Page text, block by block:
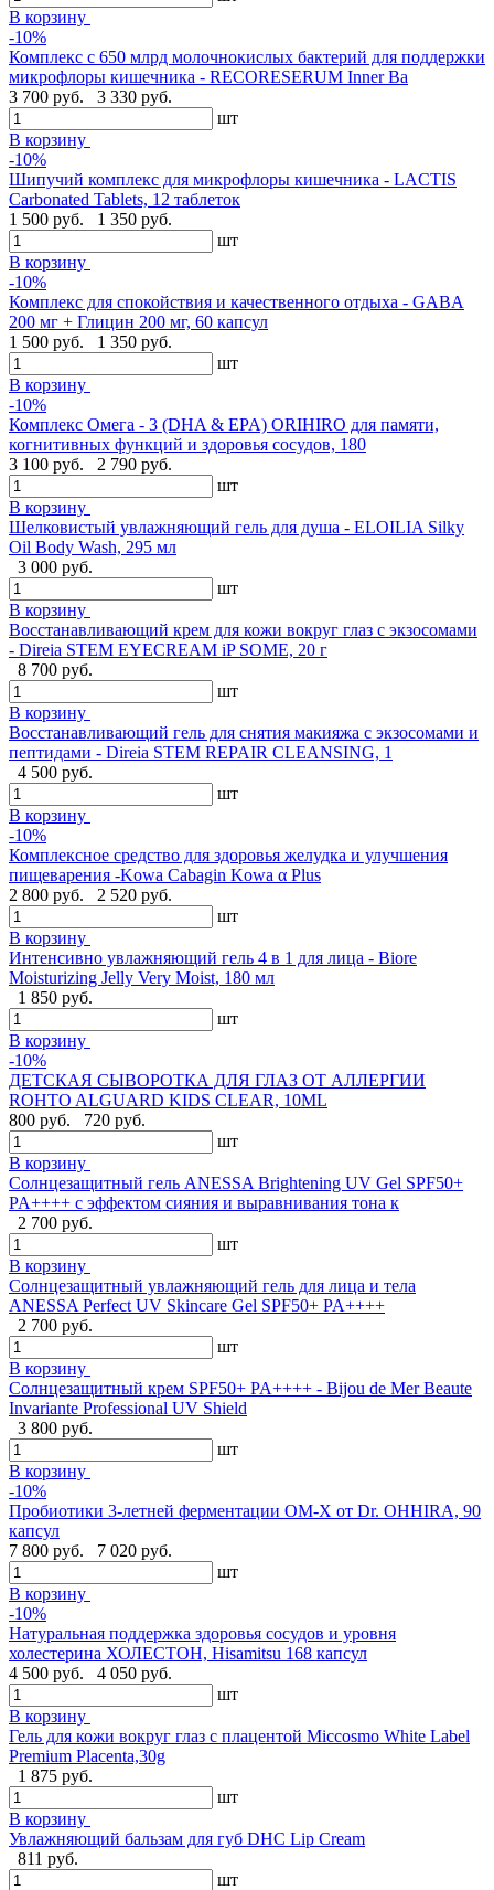
В корзину
-10%
Комплекс с 650 млрд молочнокислых бактерий для поддержки
микрофлоры кишечника - RECORESERUM Inner Ba
3 700 руб.
3 330 руб.
шт
В корзину
-10%
Шипучий комплекс для микрофлоры кишечника - LACTIS
Carbonated Tablets, 12 таблеток
1 500 руб.
1 350 руб.
шт
В корзину
-10%
Комплекс для спокойствия и качественного отдыха - GABA
200 мг + Глицин 200 мг, 60 капсул
1 500 руб.
1 350 руб.
шт
В корзину
-10%
Комплекс Омега - 3 (DHA & EPA) ORIHIRO для памяти,
когнитивных функций и здоровья сосудов, 180
3 100 руб.
2 790 руб.
шт
В корзину
Шелковистый увлажняющий гель для душа - ELOILIA Silky
Oil Body Wash, 295 мл
3 000 руб.
шт
В корзину
Восстанавливающий крем для кожи вокруг глаз с экзосомами
- Direia STEM EYECREAM iP SOME, 20 г
8 700 руб.
шт
В корзину
Восстанавливающий гель для снятия макияжа с экзосомами и
пептидами - Direia STEM REPAIR CLEANSING, 1
4 500 руб.
шт
В корзину
-10%
Комплексное средство для здоровья желудка и улучшения
пищеварения -Kowa Cabagin Kowa α Plus
2 800 руб.
2 520 руб.
шт
В корзину
Интенсивно увлажняющий гель 4 в 1 для лица - Biore
Moisturizing Jelly Very Moist, 180 мл
1 850 руб.
шт
В корзину
-10%
ДЕТСКАЯ СЫВОРОТКА ДЛЯ ГЛАЗ ОТ АЛЛЕРГИИ
ROHTO ALGUARD KIDS CLEAR, 10ML
800 руб.
720 руб.
шт
В корзину
Солнцезащитный гель ANESSA Brightening UV Gel SPF50+
PA++++ с эффектом сияния и выравнивания тона к
2 700 руб.
шт
В корзину
Солнцезащитный увлажняющий гель для лица и тела
ANESSA Perfect UV Skincare Gel SPF50+ PA++++
2 700 руб.
шт
В корзину
Cолнцезащитный крем SPF50+ PA++++ - Bijou de Mer Beaute
Invariante Professional UV Shield
3 800 руб.
шт
В корзину
-10%
Пробиотики 3-летней ферментации OM-X от Dr. OHHIRA, 90
капсул
7 800 руб.
7 020 руб.
шт
В корзину
-10%
Натуральная поддержка здоровья сосудов и уровня
холестерина ХОЛЕСТОН, Hisamitsu 168 капсул
4 500 руб.
4 050 руб.
шт
В корзину
Гель для кожи вокруг глаз с плацентой Miccosmo White Label
Premium Placenta,30g
1 875 руб.
шт
В корзину
Увлажняющий бальзам для губ DHC Lip Cream
811 руб.
шт